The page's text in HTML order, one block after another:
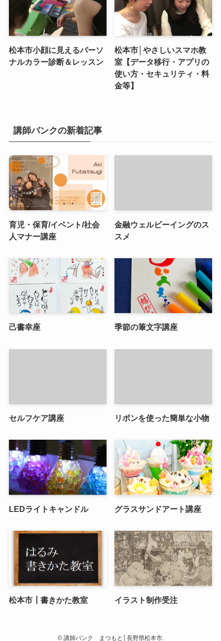
松本市小顔に見えるパーソ
ナルカラー診断＆レッスン
松本市│やさしいスマホ教
室【データ移行・アプリの
使い方・セキュリティ・料
金等】
講師バンクの新着記事
育児・保育/イベント/社会
人マナー講座
金融ウェルビーイングのス
スメ
己書幸座 季節の筆文字講座
セルフケア講座 リボンを使った簡単な小物
LEDライトキャンドル グラスサンドアート講座
松本市┃書きかた教室 イラスト制作受注
©講師バンク まつもと│長野県松本市.